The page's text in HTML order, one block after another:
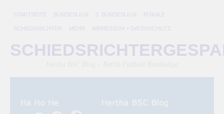
STARTSEITE BUNDESLIGA 2. BUNDESLIGA POKALE
SCHIEDSRICHTER MEHR IMPRESSUM + DATENSCHUTZ